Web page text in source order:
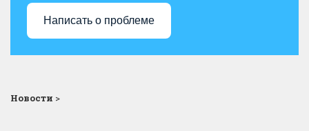
Написать о проблеме
Новости >